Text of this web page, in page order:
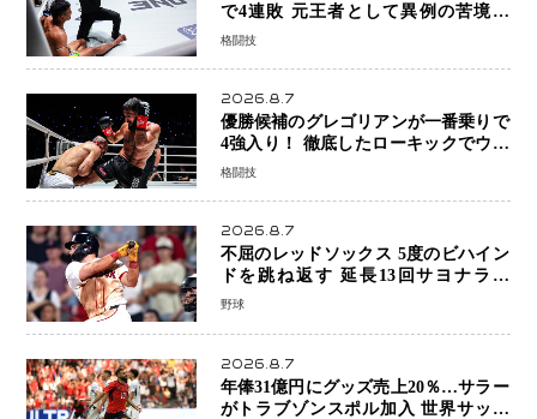
で4連敗 元王者として異例の苦境…
「アクシデント」でも消えない危険信
格闘技
2026.8.7
優勝候補のグレゴリアンが一番乗りで
4強入り！ 徹底したローキックでウス
ビャンを攻略、判定勝利
格闘技
2026.8.7
不屈のレッドソックス 5度のビハイン
ドを跳ね返す 延長13回サヨナラ勝
ち 吉田正尚選手も2安打1打点で貢献 4
野球
2026.8.7
年俸31億円にグッズ売上20％…サラー
がトラブゾンスポル加入 世界サッカ